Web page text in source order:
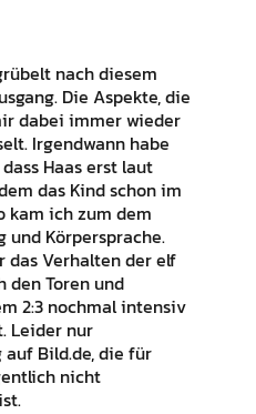
nach diesem
Die Aspekte, die
dabei immer wieder
Irgendwann habe
Haas erst laut
das Kind schon im
kam ich zum dem
und Körpersprache.
das Verhalten der elf
den Toren und
2:3 nochmal intensiv
Leider nur
auf Bild.de, die für
nicht